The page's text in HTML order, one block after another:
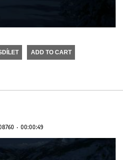
ADD TO CART
· 00:00:49